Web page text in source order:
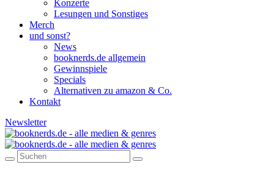
Konzerte
Lesungen und Sonstiges
Merch
und sonst?
News
booknerds.de allgemein
Gewinnspiele
Specials
Alternativen zu amazon & Co.
Kontakt
Newsletter